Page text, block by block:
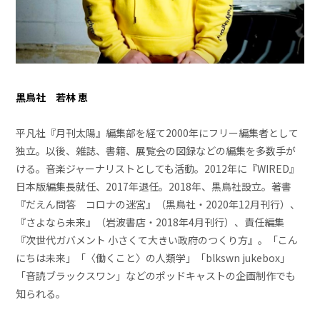
黒鳥社 若林 恵
平凡社『月刊太陽』編集部を経て2000年にフリー編集者として
独立。以後、雑誌、書籍、展覧会の図録などの編集を多数手が
ける。音楽ジャーナリストとしても活動。2012年に『WIRED』
日本版編集長就任、2017年退任。2018年、黒鳥社設立。著書
『だえん問答 コロナの迷宮』（黒鳥社・2020年12月刊行）、
『さよなら未来』（岩波書店・2018年4月刊行）、責任編集
『次世代ガバメント 小さくて大きい政府のつくり方』。「こん
にちは未来」「〈働くこと〉の人類学」「blkswn jukebox」
「音読ブラックスワン」などのポッドキャストの企画制作でも
知られる。